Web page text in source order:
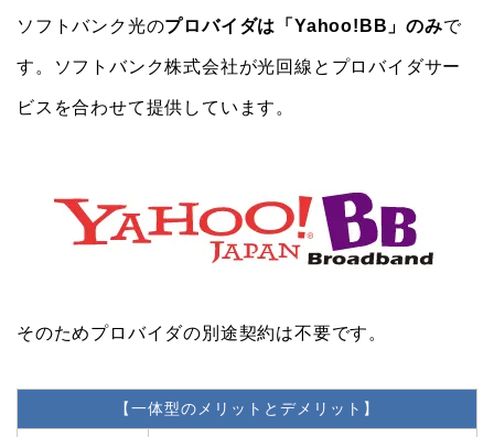
ソフトバンク光のプロバイダは「Yahoo!BB」のみで
す。ソフトバンク株式会社が光回線とプロバイダサー
ビスを合わせて提供しています。
そのためプロバイダの別途契約は不要です。
【一体型のメリットとデメリット】